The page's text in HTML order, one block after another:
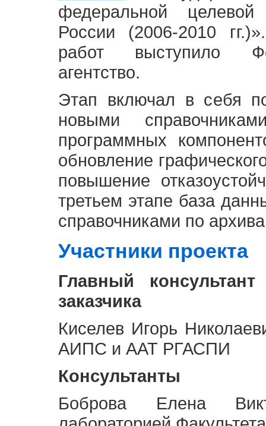
федеральной
России (2006-2010
работ выступило
агентство.
Этап включал в себя
новыми
программных
обновление
повышение
третьем этапе база
справочниками по
Участники проекта
Главный
заказчика
Киселев Игорь
АИПС и ААТ РГАСПИ
Консультанты
Боброва Елена